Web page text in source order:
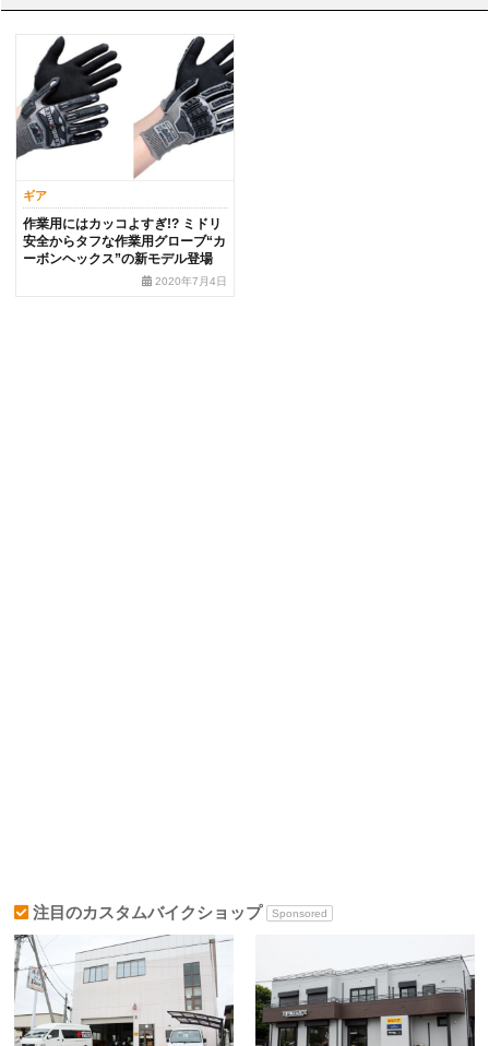
ギア
作業用にはカッコよすぎ!? ミドリ
安全からタフな作業用グローブ“カ
ーボンヘックス”の新モデル登場
2020年7月4日
注目のカスタムバイクショップ Sponsored